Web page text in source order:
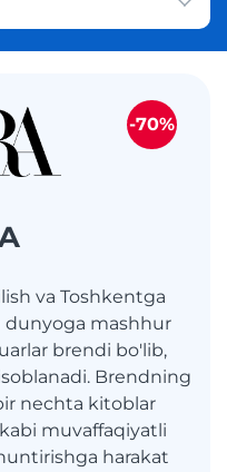
va Toshkentga
dunyoga mashhur
brendi bo'lib,
Brendning
nechta kitoblar
muvaffaqiyatli
harakat
-70%